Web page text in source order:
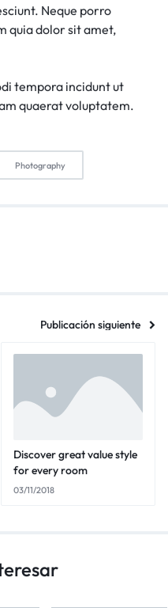
Neque porro
quia dolor sit amet,
tempora incidunt ut
quaerat voluptatem.
Photography
Publicación siguiente
Discover great value style
for every room
03/11/2018